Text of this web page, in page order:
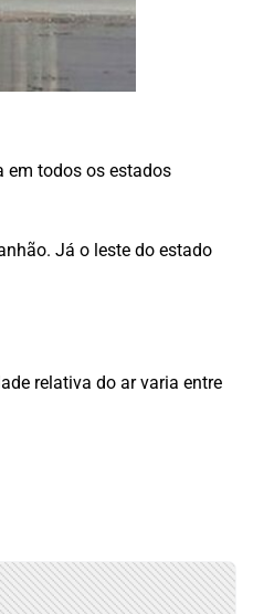
em todos os estados
Já o leste do estado
relativa do ar varia entre